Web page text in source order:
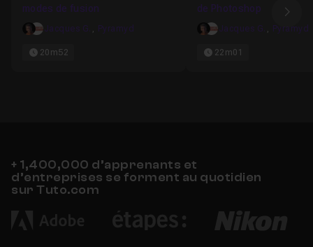
modes de fusion
Jacques G. , Pyramyd
20m52
de Photoshop
Jacques G. , Pyramyd
22m01
+ 1,400,000 d’apprenants et
d’entreprises se forment au quotidien
sur Tuto.com